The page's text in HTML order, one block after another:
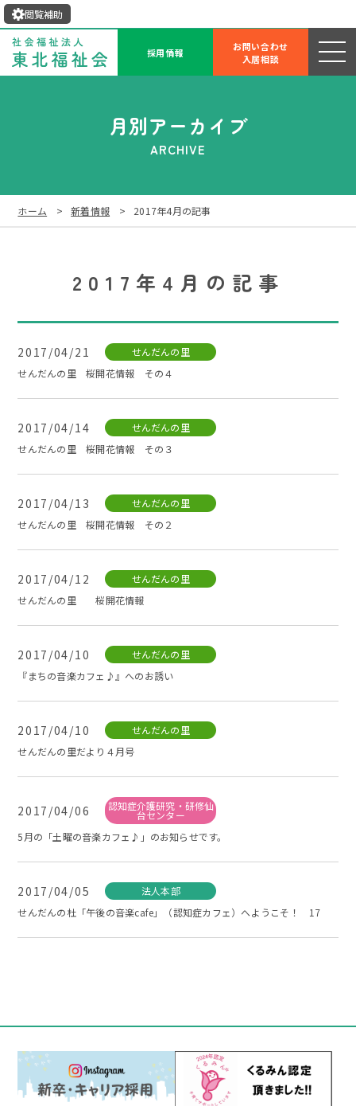
閲覧補助
採用情報
お問い合わせ
入居相談
月別アーカイブ
ARCHIVE
ホーム 新着情報 2017年4月の記事
2017年4月の記事
2017/04/21
せんだんの里
せんだんの里 桜開花情報 その４
2017/04/14
せんだんの里
せんだんの里 桜開花情報 その３
2017/04/13
せんだんの里
せんだんの里 桜開花情報 その２
2017/04/12
せんだんの里
せんだんの里 桜開花情報
2017/04/10
せんだんの里
『まちの音楽カフェ♪』へのお誘い
2017/04/10
せんだんの里
せんだんの里だより４月号
2017/04/06 認知症介護研究・研修仙
台センター
5月の「土曜の音楽カフェ♪」のお知らせです。
2017/04/05
法人本部
せんだんの杜「午後の音楽cafe」（認知症カフェ）へようこそ！ 17